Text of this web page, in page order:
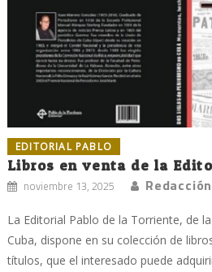
EDITORIAL PABLO
Libros en venta de la
noviembre 13, 2025
La Editorial Pablo de la Torriente, de
Cuba, dispone en su colección de
títulos, que el interesado puede